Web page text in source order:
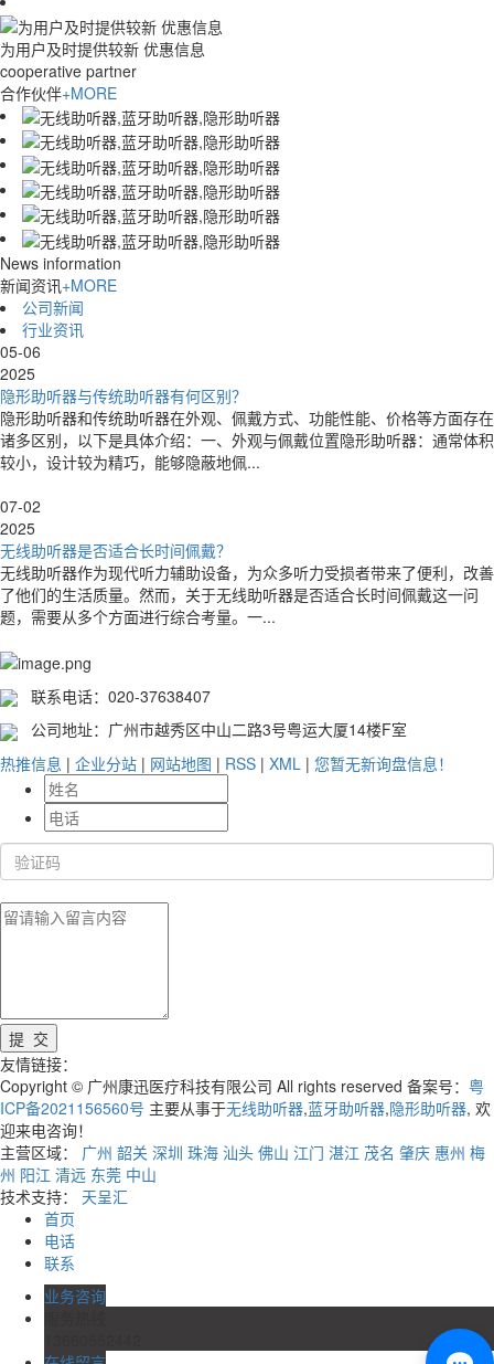
为用户及时提供较新 优惠信息
cooperative partner
合作伙伴+MORE
News information
新闻资讯+MORE
公司新闻
行业资讯
05-06
2025
隐形助听器与传统助听器有何区别？
隐形助听器和传统助听器在外观、佩戴方式、功能性能、价格等方面存在
诸多区别，以下是具体介绍：一、外观与佩戴位置隐形助听器：通常体积
较小，设计较为精巧，能够隐蔽地佩...
07-02
2025
无线助听器是否适合长时间佩戴？
无线助听器作为现代听力辅助设备，为众多听力受损者带来了便利，改善
了他们的生活质量。然而，关于无线助听器是否适合长时间佩戴这一问
题，需要从多个方面进行综合考量。一...
联系电话：020-37638407
公司地址：广州市越秀区中山二路3号粤运大厦14楼F室
热推信息 | 企业分站 | 网站地图 | RSS | XML | 您暂无新询盘信息！
友情链接：
Copyright © 广州康迅医疗科技有限公司 All rights reserved 备案号： 粤
ICP备2021156560号 主要从事于无线助听器,蓝牙助听器,隐形助听器, 欢
迎来电咨询！
主营区域： 广州 韶关 深圳 珠海 汕头 佛山 江门 湛江 茂名 肇庆 惠州 梅
州 阳江 清远 东莞 中山
技术支持： 天呈汇
首页
电话
联系
业务咨询